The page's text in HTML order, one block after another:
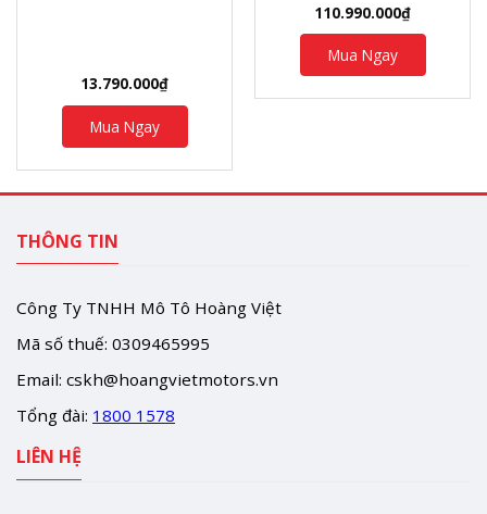
13.790.000₫
Mua Ngay
110.990.000₫
Mua Ngay
THÔNG TIN
Công Ty TNHH Mô Tô Hoàng Việt
Mã số thuế: 0309465995
Email: cskh@hoangvietmotors.vn
Tổng đài: 1800 1578
LIÊN HỆ